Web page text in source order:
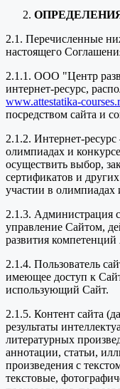
2.1. Перечисленные
настоящего
2.1.1. ООО "Центр
интернет-ресурс,
www.attestatika-
посредством сайта и
2.1.2. Интернет-
олимпиадах и
осуществить выбор,
сертификатов и
участии в олимпиадах
2.1.3. Администрация
управление Сайтом,
развития компетенций
2.1.4. Пользователь
имеющее доступ к
использующий Сайт.
2.1.5. Контент сайта
результаты
литературных
аннотации, статьи,
произведения с
текстовые,